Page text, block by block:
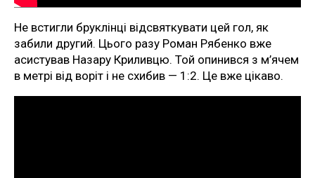
Не встигли бруклінці відсвяткувати цей гол, як
забили другий. Цього разу Роман Рябенко вже
асистував Назару Криливцю. Той опинився з м’ячем
в метрі від воріт і не схибив — 1:2. Це вже цікаво.